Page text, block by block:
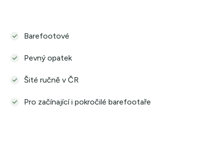
Barefootové
Pevný opatek
Šité ručně v ČR
Pro začínající i pokročilé barefootaře